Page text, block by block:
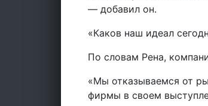
— добавил он.
«Каков наш идеал
По словам Рена,
«Мы отказываемся от
фирмы в своем